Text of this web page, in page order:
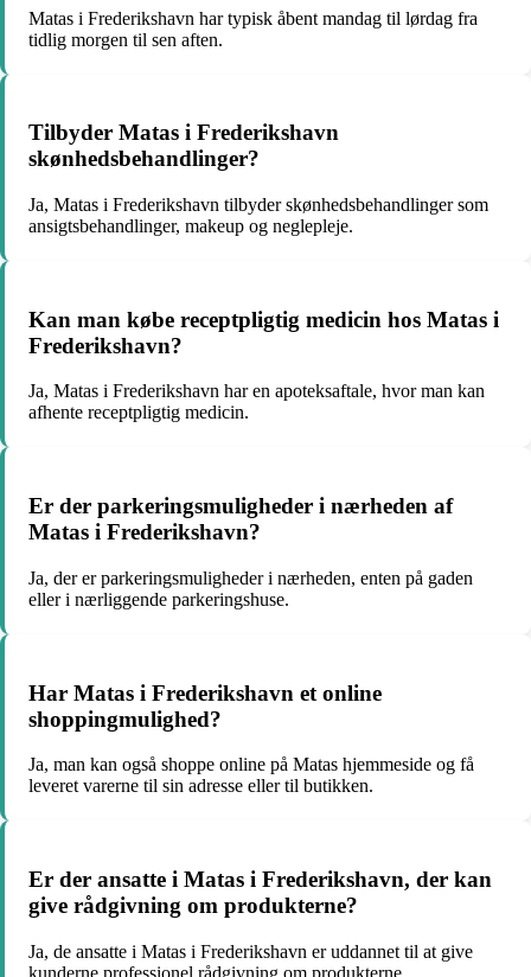
Matas i Frederikshavn har typisk åbent mandag til lørdag fra
tidlig morgen til sen aften.
Tilbyder Matas i Frederikshavn
skønhedsbehandlinger?
Ja, Matas i Frederikshavn tilbyder skønhedsbehandlinger som
ansigtsbehandlinger, makeup og neglepleje.
Kan man købe receptpligtig medicin hos Matas i
Frederikshavn?
Ja, Matas i Frederikshavn har en apoteksaftale, hvor man kan
afhente receptpligtig medicin.
Er der parkeringsmuligheder i nærheden af
Matas i Frederikshavn?
Ja, der er parkeringsmuligheder i nærheden, enten på gaden
eller i nærliggende parkeringshuse.
Har Matas i Frederikshavn et online
shoppingmulighed?
Ja, man kan også shoppe online på Matas hjemmeside og få
leveret varerne til sin adresse eller til butikken.
Er der ansatte i Matas i Frederikshavn, der kan
give rådgivning om produkterne?
Ja, de ansatte i Matas i Frederikshavn er uddannet til at give
kunderne professionel rådgivning om produkterne.